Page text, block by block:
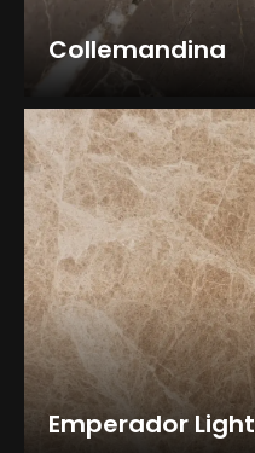
Collemandina
Emperador Light